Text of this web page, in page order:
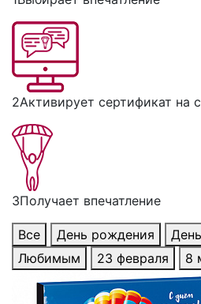
2Активирует сертификат на
3Получает впечатление
Все День рождения
Любимым
23 февраля 8